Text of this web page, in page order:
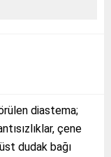
diastema;
çene
üst dudak bağı